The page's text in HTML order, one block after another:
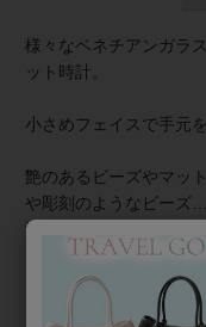
様々なベネチアンガラ
ット時計。
小さめフェイスで手元
艶のあるビーズやマッ
や彫刻のようなビーズ
法を凝縮した様々なデ
を経ても変わらない質
雰囲気を存分に味わえま